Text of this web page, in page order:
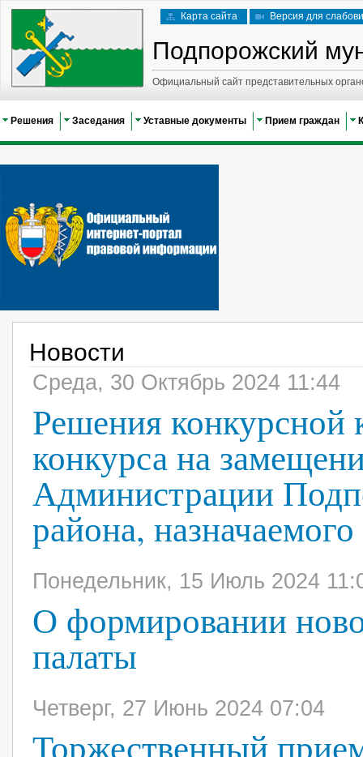
Карта сайта Версия для
Подпорожский
Официальный сайт представительных
Решения Заседания Уставные документы Прием граждан
Новости
Среда, 30 Октябрь 2024 11:44
Решения конкурсной
конкурса на
Администрации
района,
Понедельник, 15 Июль 2024
О формировании
палаты
Четверг, 27 Июнь 2024 07:04
Торжественный